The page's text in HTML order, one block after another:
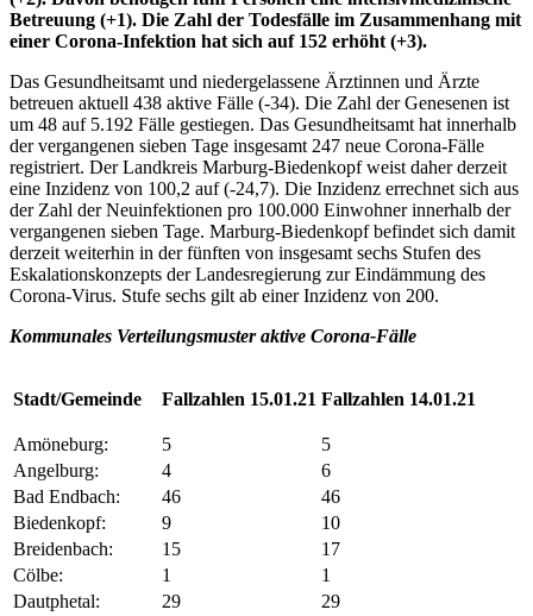
Betreuung (+1). Die Zahl der Todesfälle im Zusammenhang mit
einer Corona-Infektion hat sich auf 152 erhöht (+3).
Das Gesundheitsamt und niedergelassene Ärztinnen und Ärzte
betreuen aktuell 438 aktive Fälle (-34). Die Zahl der Genesenen ist
um 48 auf 5.192 Fälle gestiegen. Das Gesundheitsamt hat innerhalb
der vergangenen sieben Tage insgesamt 247 neue Corona-Fälle
registriert. Der Landkreis Marburg-Biedenkopf weist daher derzeit
eine Inzidenz von 100,2 auf (-24,7). Die Inzidenz errechnet sich aus
der Zahl der Neuinfektionen pro 100.000 Einwohner innerhalb der
vergangenen sieben Tage. Marburg-Biedenkopf befindet sich damit
derzeit weiterhin in der fünften von insgesamt sechs Stufen des
Eskalationskonzepts der Landesregierung zur Eindämmung des
Corona-Virus. Stufe sechs gilt ab einer Inzidenz von 200.
Kommunales Verteilungsmuster aktive Corona-Fälle
Stadt/Gemeinde Fallzahlen 15.01.21 Fallzahlen 14.01.21
Amöneburg: 5
5
Angelburg:
4
6
Bad Endbach:
46
46
Biedenkopf:
9
10
Breidenbach:
15
17
Cölbe:
1
1
Dautphetal:
29
29